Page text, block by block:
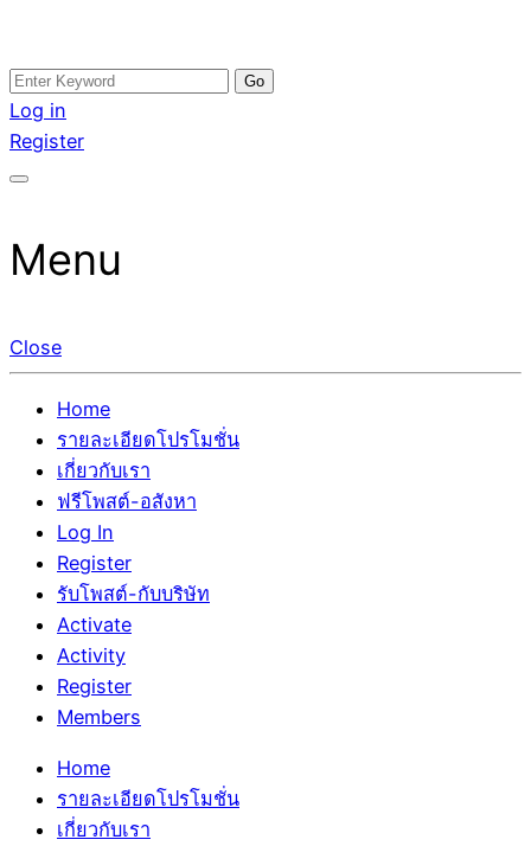
Skip
to
content
อสังหาโพสต์ รีวิวเยอะ รับจ้างโพสต์ขายบ้าน รับจ้างโพสต์อสัง
หา แตกต่างอย่างตั้งใจ รับรองผล อันดับ1 การโพสต์ขายอสังหา
กับทีมงานบริษัท บ้าน ที่ดิน คอนโด ติดGoogleหน้าแรกได้จริงๆ
รับจ้างโพสอสังหา ขายบ้าน อสังหาโพสต์ เชื่อถือได้จริง รับ
โพสต์ ที่ดิน กับทีมงานบริษัท ถูกและดีที่สุด ไม่มีค่านายหน้า
ขายได้จริงๆ ช่วยสร้างโอกาสในการขายได้มากกว่า ที่เดียว ที่
Search
for:
Log in
Register
Menu
Close
Home
รายละเอียดโปรโมชั่น
เกี่ยวกับเรา
ฟรีโพสต์-อสังหา
Log In
Register
รับโพสต์-กับบริษัท
Activate
Activity
Register
Members
Home
รายละเอียดโปรโมชั่น
เกี่ยวกับเรา